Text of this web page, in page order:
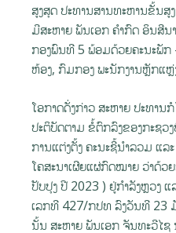
ສູງສຸດ ປະທານສານທະຫານຂັ້ນສູ
ມີສະຫາຍ ພັນເອກ ຄຳກົດ ອິນສີ
ກອງພົນທີ 5 ພ້ອມດ້ວຍຄະນະພັກ
ຫ້ອງ, ກົມກອງ ພະນັກງານຫຼັກແຫຼ່
ໂອກາດດັ່ງກ່າວ ສະຫາຍ ປະທານ
ປະຕິບັດຕາມ ຂໍ້ຕົກລົງຂອງກະຊວ
ການແຕ່ງຕັ້ງ ຄະນະຊີ້ນຳລວມ ແລ
ໂຄສະນາເຜີຍແຜ່ກົດໝາຍ ວ່າດ້ວ
ປັບປຸງ ປີ 2023 ) ຢູ່ກຳລັງຫຼວງ ແ
ເລກທີ 427/ກປທ ລົງວັນທີ 23
ນັ້ນ ສະຫາຍ ພັນເອກ ຈັນທະວີໄຊ